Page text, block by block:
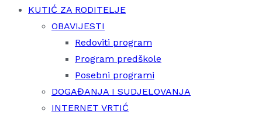
KUTIĆ ZA RODITELJE
OBAVIJESTI
Redoviti program
Program predškole
Posebni programi
DOGAĐANJA I SUDJELOVANJA
INTERNET VRTIĆ